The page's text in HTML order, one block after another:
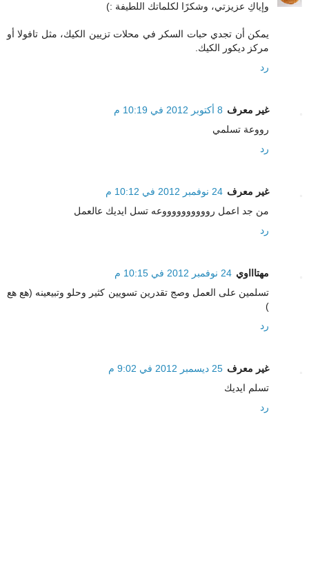
وإياكِ عزيزتي، وشكرًا لكلماتك اللطيفة :)
يمكن أن تجدي حبات السكر في محلات تزيين الكيك، مثل تافولا أو
مركز ديكور الكيك.
رد
غير معرف 8 أكتوبر 2012 في 10:19 م
رووعة تسلمي
رد
غير معرف 24 نوفمبر 2012 في 10:12 م
من جد اعمل رووووووووووعه تسل ايديك عالعمل
رد
مهتاااوي 24 نوفمبر 2012 في 10:15 م
تسلمين على العمل وصج تقدرين تسويين كثير وحلو وتبيعينه (هع هع
)
رد
غير معرف 25 ديسمبر 2012 في 9:02 م
تسلم ايديك
رد